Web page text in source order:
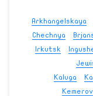
Arkhangelskaya
Chechnya
Irkutsk
Kaluga